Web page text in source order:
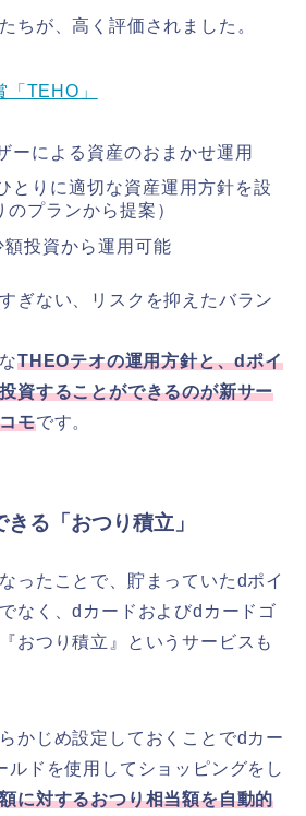
ちが、高く評価されました。
TEHO 」
ーによる資産のおまかせ運用
とりに適切な資産運用方針を設
プランから提案）
投資から運用可能
ぎない、リスクを抑えたバラン
THEOテオの運用方針と、dポイ
資することができるのが新サー
モです。
る「おつり積立」
ったことで、貯まっていたdポイ
なく、dカードおよびdカードゴ
おつり積立』というサービスも
かじめ設定しておくことでdカー
ルドを使用してショッピングをし
に対するおつり相当額を自動的